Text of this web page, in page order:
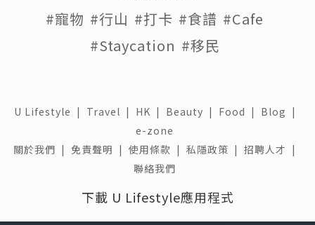
#寵物 #行山 #打卡 #食譜 #Cafe
#Staycation #移民
U Lifestyle | Travel | HK | Beauty | Food | Blog |
e-zone
關於我們 | 免責聲明 | 使用條款 | 私隱政策 | 招聘人才 |
聯絡我們
下載 U Lifestyle應用程式